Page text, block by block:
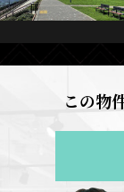
この物